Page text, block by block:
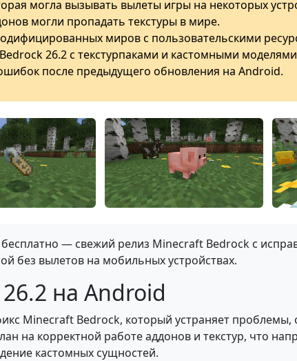
могла вызывать вылеты игры на некоторых
могли пропадать текстуры в мире.
миров с пользовательскими
26.2 с текстурпаками и кастомными
после предыдущего обновления на Android.
— свежий релиз Minecraft Bedrock с
без вылетов на мобильных устройствах.
на Android
Minecraft Bedrock, который устраняет
на корректной работе аддонов и текстур, что
кастомных сущностей.